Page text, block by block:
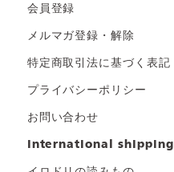
会員登録
メルマガ登録・解除
特定商取引法に基づく表記
プライバシーポリシー
お問い合わせ
international shipping